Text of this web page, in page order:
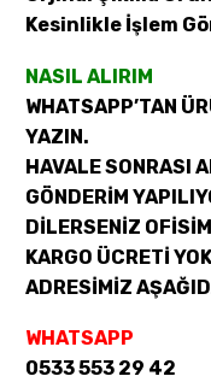
Kesinlikle İşlem
NASIL ALIRIM
WHATSAPP’TAN
YAZIN.
HAVALE SONRASI
GÖNDERİM
DİLERSENİZ
KARGO ÜCRETİ
ADRESİMİZ
WHATSAPP
0533 553 29 42